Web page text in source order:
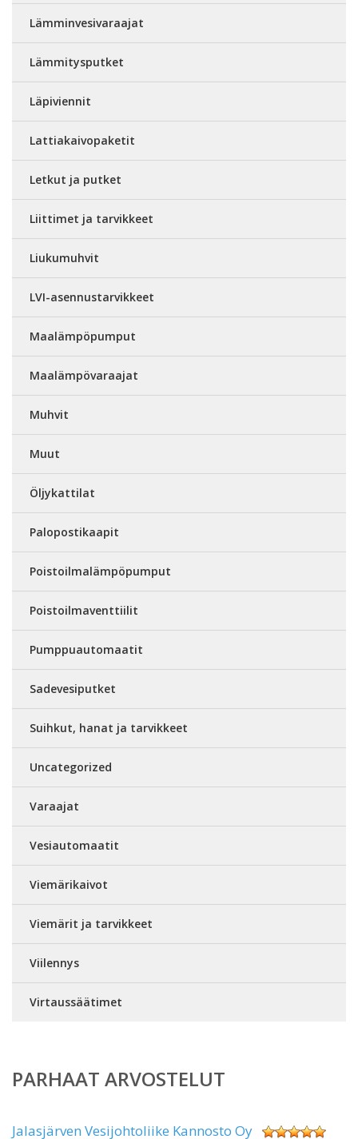
Lämminvesivaraajat
Lämmitysputket
Läpiviennit
Lattiakaivopaketit
Letkut ja putket
Liittimet ja tarvikkeet
Liukumuhvit
LVI-asennustarvikkeet
Maalämpöpumput
Maalämpövaraajat
Muhvit
Muut
Öljykattilat
Palopostikaapit
Poistoilmalämpöpumput
Poistoilmaventtiilit
Pumppuautomaatit
Sadevesiputket
Suihkut, hanat ja tarvikkeet
Uncategorized
Varaajat
Vesiautomaatit
Viemärikaivot
Viemärit ja tarvikkeet
Viilennys
Virtaussäätimet
PARHAAT ARVOSTELUT
Jalasjärven Vesijohtoliike Kannosto Oy